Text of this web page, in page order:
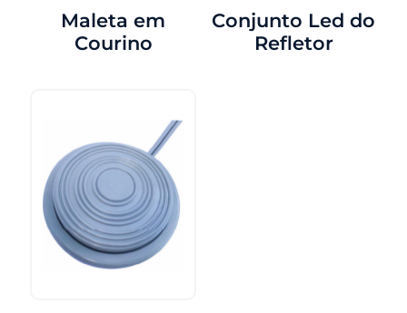
Maleta em
Courino
Conjunto Led do
Refletor